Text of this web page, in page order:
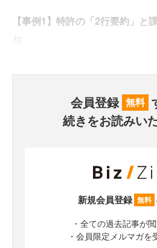
【事例1】特許の「2行要約」と
会員登録 無料
続きをお読みい
新規会員登録 無料
・全ての過去記事が
・会員限定メルマガを